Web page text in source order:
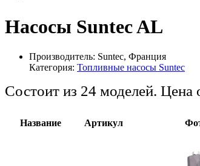
Насосы Suntec AL
Производитель: Suntec, Франция
Категория: Топливные насосы Suntec
Состоит из 24 моделей. Цена
Название Артикул